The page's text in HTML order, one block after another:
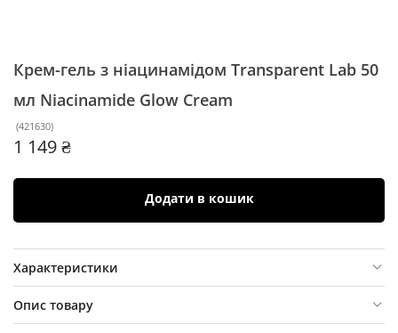
Крем-гель з ніацинамідом Transparent Lab 50
мл Niacinamide Glow Cream
(421630)
1 149 ₴
Додати в кошик
Характеристики
Опис товару